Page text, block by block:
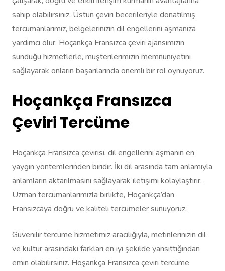
sahip olabilirsiniz. Üstün çeviri becerileriyle donatılmış
tercümanlarımız, belgelerinizin dil engellerini aşmanıza
yardımcı olur. Hoçankça Fransızca çeviri ajansımızın
sunduğu hizmetlerle, müşterilerimizin memnuniyetini
sağlayarak onların başarılarında önemli bir rol oynuyoruz.
Hoçankça Fransızca
Çeviri Tercüme
Hoçankça Fransızca çevirisi, dil engellerini aşmanın en
yaygın yöntemlerinden biridir. İki dil arasında tam anlamıyla
anlamların aktarılmasını sağlayarak iletişimi kolaylaştırır.
Uzman tercümanlarımızla birlikte, Hoçankça’dan
Fransızcaya doğru ve kaliteli tercümeler sunuyoruz.
Güvenilir tercüme hizmetimiz aracılığıyla, metinlerinizin dil
ve kültür arasındaki farkları en iyi şekilde yansıttığından
emin olabilirsiniz. Hoşankça Fransızca çeviri tercüme